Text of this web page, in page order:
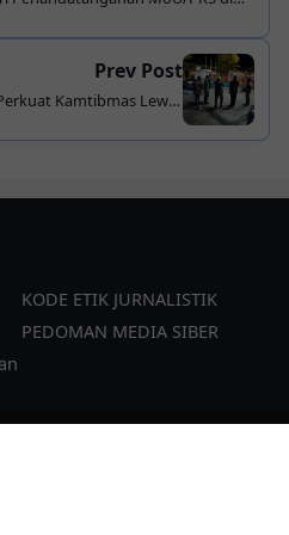
Prev Post
Kamtibmas Lewat
KODE ETIK JURNALISTIK
PEDOMAN MEDIA SIBER